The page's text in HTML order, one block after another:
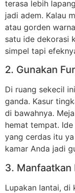
terasa lebih
jadi adem. Kalau
atau gorden
satu ide dekorasi
simpel tapi
2. Gunakan
Di ruang sekecil
ganda. Kasur
di bawahnya.
hemat tempat.
yang cerdas itu
kamar Anda jadi
3. Manfaatkan
Lupakan lantai, di